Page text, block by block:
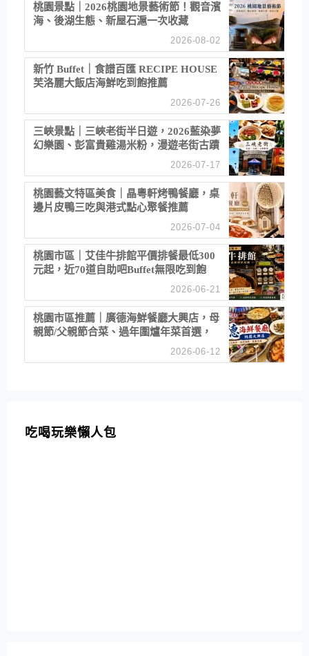
桃園景點｜2026桃園地景藝術節！觀音濱
海、後湖生態、新屋石滬一次收藏
2026-08-02
新竹 Buffet｜食譜百匯 RECIPE HOUSE
芙洛麗大飯店海鮮吃到飽推薦
2026-07-26
三峽景點｜三峽老街半日遊，2026藍染夢
幻樂園、彭富貴雞湯米粉，漫遊老街古蹟
2026-07-17
桃園藝文特區美食｜晶粵軒烤鴨餐廳，桌
邊片皮鴨三吃與港式點心聚餐推薦
2026-07-04
桃園市區｜艾佳牛排館平價排餐最低300
元起，近70道自助吧Buffet無限吃到飽
2026-06-21
桃園市區推薦｜廣德海鮮餐廳大興店，母
親節/父親節合菜、過年圍爐年菜首選，
2026-06-12
吃喝玩樂懶人包